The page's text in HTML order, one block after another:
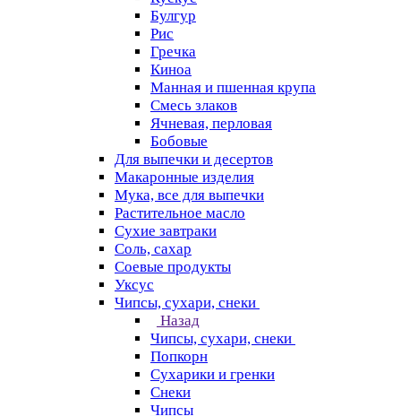
Булгур
Рис
Гречка
Киноа
Манная и пшенная крупа
Смесь злаков
Ячневая, перловая
Бобовые
Для выпечки и десертов
Макаронные изделия
Мука, все для выпечки
Растительное масло
Сухие завтраки
Соль, сахар
Соевые продукты
Уксус
Чипсы, сухари, снеки
Назад
Чипсы, сухари, снеки
Попкорн
Сухарики и гренки
Снеки
Чипсы